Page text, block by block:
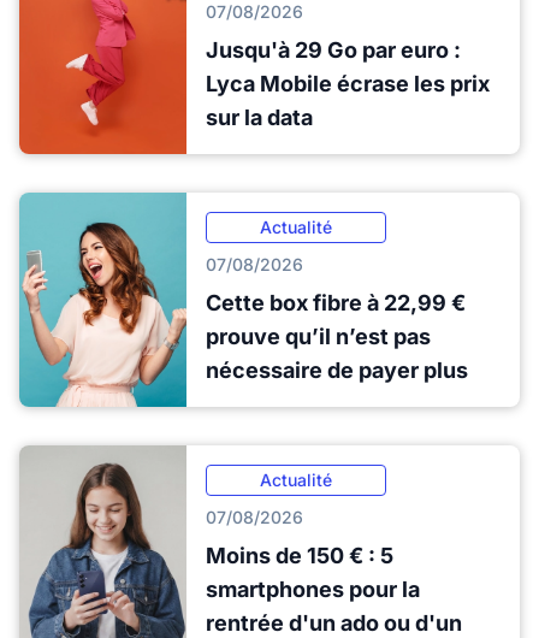
07/08/2026
Jusqu'à 29 Go par euro :
Lyca Mobile écrase les prix
sur la data
Actualité
07/08/2026
Cette box fibre à 22,99 €
prouve qu’il n’est pas
nécessaire de payer plus
Actualité
07/08/2026
Moins de 150 € : 5
smartphones pour la
rentrée d'un ado ou d'un